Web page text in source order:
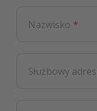
Nazwisko *
Służbowy